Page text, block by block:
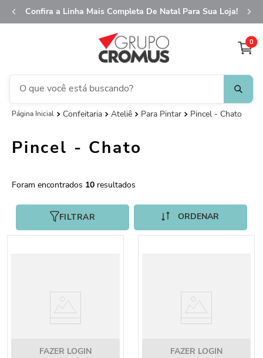
Confira a Linha Mais Completa De Natal Para Sua Loja!
0
O que você está buscando?
Confeitaria Ateliê Para Pintar Pincel - Chato
Pincel - Chato
10
FILTRAR
FAZER LOGIN FAZER LOGIN
TERMOS MAIS BUSCADOS
2º
sacola
º
caixa